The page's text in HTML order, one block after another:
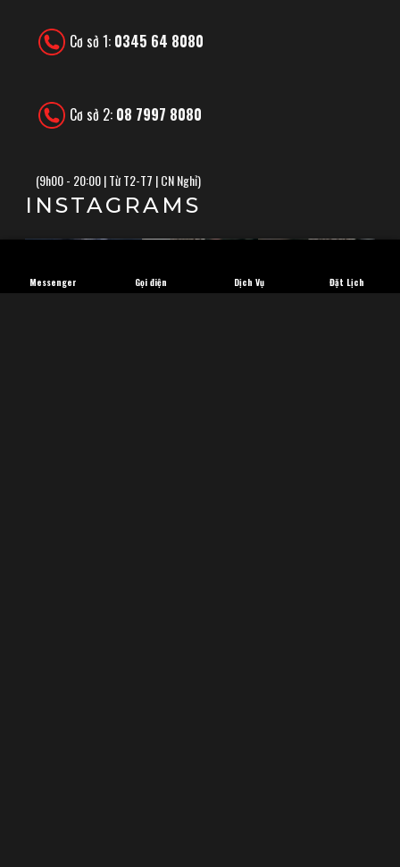
Cơ sở 1: 0345 64 8080
Cơ sở 2: 08 7997 8080
(9h00 - 20:00 | Từ T2-T7 | CN Nghỉ)
INSTAGRAMS
Đặt Lịch
Dịch Vụ
Gọi điện
Messenger